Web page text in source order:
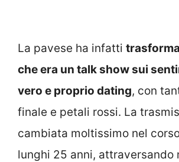
La pavese ha infatti
che era un talk show sui
vero e proprio dating, con
finale e petali rossi. La
cambiata moltissimo nel
lunghi 25 anni, attraversando